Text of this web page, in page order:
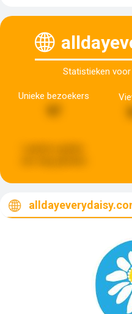
Statistieken
Unieke bezoekers